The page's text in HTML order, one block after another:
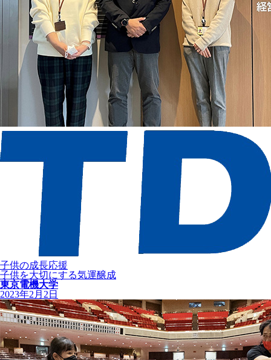
子供の成長応援
子供を大切にする気運醸成
東京電機大学
2023年2月2日